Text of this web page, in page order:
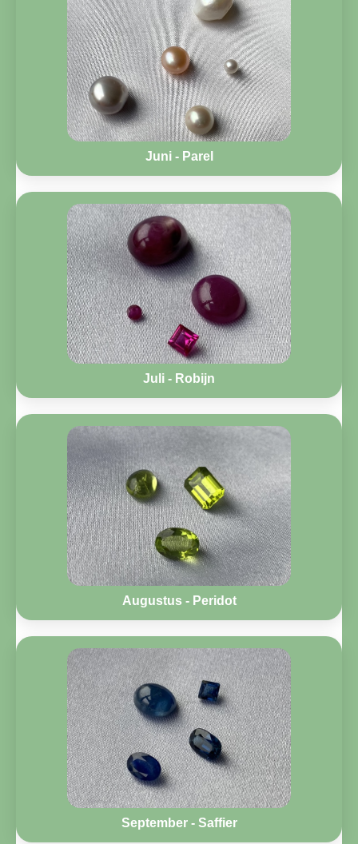
Juni - Parel
Juli - Robijn
Augustus - Peridot
September - Saffier